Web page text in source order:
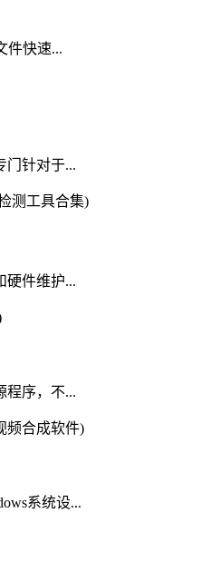
件快速...
门针对于...
硬件维护...
程序，不...
系统设...